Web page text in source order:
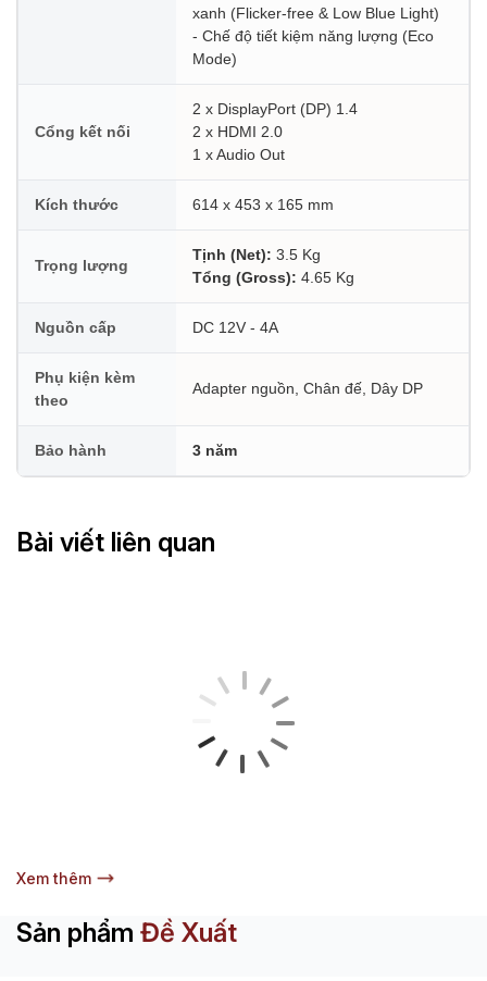
xanh (Flicker-free & Low Blue Light)
- Chế độ tiết kiệm năng lượng (Eco
Mode)
Cổng kết nối
2 x DisplayPort (DP) 1.4
2 x HDMI 2.0
1 x Audio Out
Kích thước 614 x 453 x 165 mm
Trọng lượng
Tịnh (Net): 3.5 Kg
Tổng (Gross): 4.65 Kg
Nguồn cấp DC 12V - 4A
Phụ kiện kèm
theo
Adapter nguồn, Chân đế, Dây DP
Bảo hành 3 năm
Bài viết liên quan
Xem thêm
Sản phẩm Đề Xuất